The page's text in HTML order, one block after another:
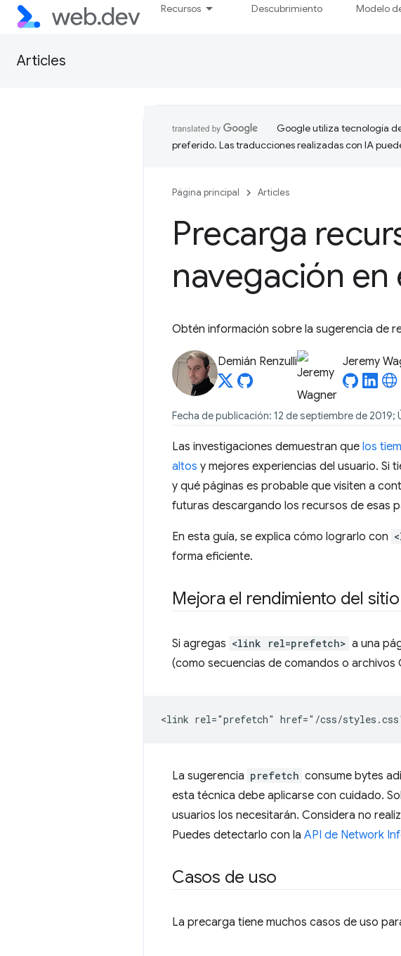
Recursos Descubrimiento Modelo
Articles
Google utiliza tecnología
preferido. Las traducciones realizadas con IA
Página principal Articles
Precarga
navegación
Obtén información sobre la sugerencia de
Demián Renzulli Jeremy
Fecha de publicación: 12 de septiembre de
Las investigaciones demuestran que los
altos y mejores experiencias del usuario. Si
y qué páginas es probable que visiten a
futuras descargando los recursos de esas
En esta guía, se explica cómo lograrlo con
forma eficiente.
Mejora el rendimiento del
Si agregas <link rel=prefetch> a una
(como secuencias de comandos o archivos
La sugerencia prefetch consume bytes
esta técnica debe aplicarse con cuidado.
usuarios los necesitarán. Considera no
Puedes detectarlo con la API de Network
Casos de uso
La precarga tiene muchos casos de uso